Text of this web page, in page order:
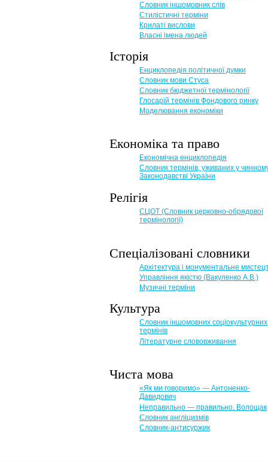
Словник іншомовник слів
Стилістичні терміни
Крилаті вислови
Власні імена людей
Історія
Енциклопедія політичної думки
Словник мови Стуса
Словник бюджетної термінології
Глосарій термінів Фондового ринку
Моделювання економіки
Економіка та право
Eкономічна енциклопедія
Словник термінів, уживаних у
Законодавстві України
Релігія
СЦОТ (Словник церковно-обрядової
термінології)
Спеціалізовані словники
Архітектура і монументальне
Управління якістю (Вакуленко А.В.)
Музичні терміни
Культура
Словник іншомовних соціокультурних
термінів
Літературне слововживання
Чиста мова
«Як ми говоримо» — Антоненко-
Давидович
Неправильно — правильно. Волощак
Словник англіцизмів
Словник-антисуржик